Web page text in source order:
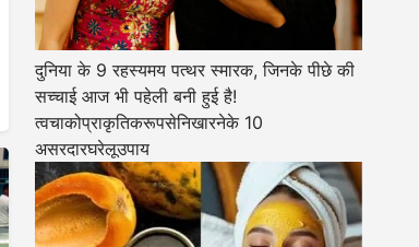
दुनिया के 9 रहस्यमय पत्थर स्मारक, जिनके पीछे की
सच्चाई आज भी पहेली बनी हुई है!
त्वचाकोप्राकृतिकरूपसेनिखारनेके 10
असरदारघरेलूउपाय